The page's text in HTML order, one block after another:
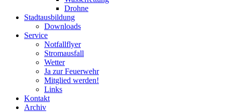
Drohne
Stadtausbildung
Downloads
Service
Notfallflyer
Stromausfall
Wetter
Ja zur Feuerwehr
Mitglied werden!
Links
Kontakt
Archiv